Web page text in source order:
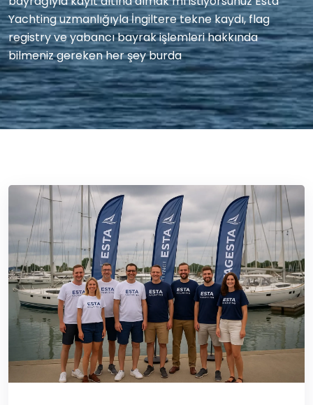
Yachting uzmanlığıyla İngiltere tekne kaydı, flag
registry ve yabancı bayrak işlemleri hakkında
bilmeniz gereken her şey burda